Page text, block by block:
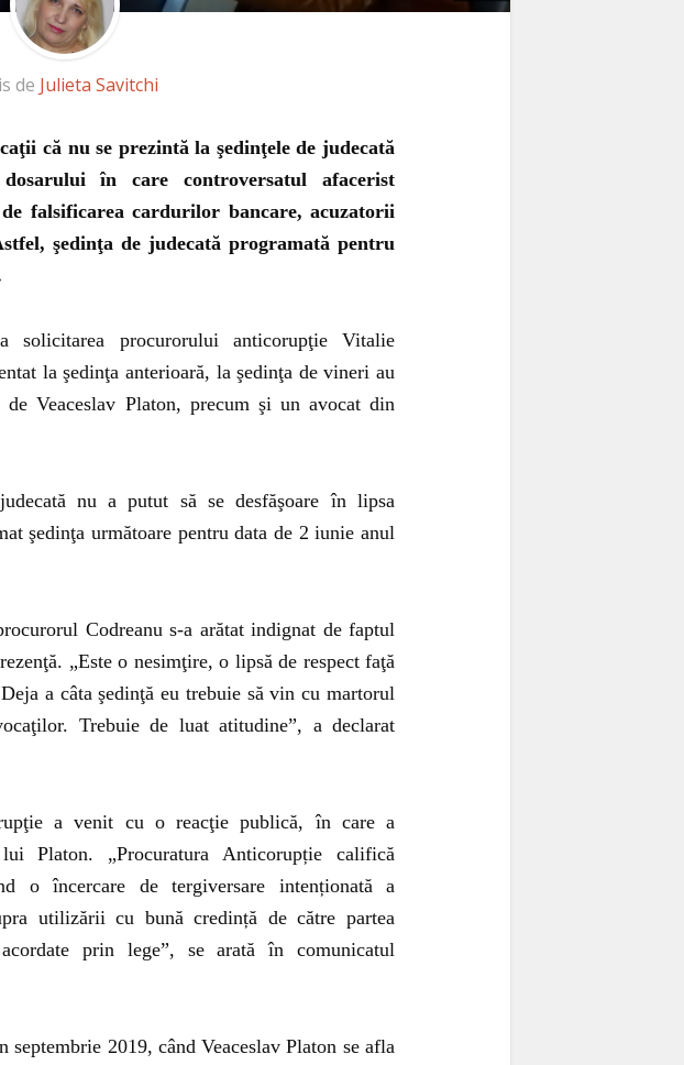
de Julieta Savitchi
că nu se prezintă la şedinţele de judecată
în care controversatul afacerist
falsificarea cardurilor bancare, acuzatorii
şedinţa de judecată programată pentru
procurorului anticorupţie Vitalie
la şedinţa anterioară, la şedinţa de vineri au
Veaceslav Platon, precum şi un avocat din
nu a putut să se desfăşoare în lipsa
şedinţa următoare pentru data de 2 iunie anul
Codreanu s-a arătat indignat de faptul
„Este o nesimţire, o lipsă de respect faţă
a câta şedinţă eu trebuie să vin cu martorul
Trebuie de luat atitudine”, a declarat
a venit cu o reacţie publică, în care a
lui Platon. „Procuratura Anticorupție califică
o încercare de tergiversare intenționată a
utilizării cu bună credință de către partea
prin lege”, se arată în comunicatul
2019, când Veaceslav Platon se afla